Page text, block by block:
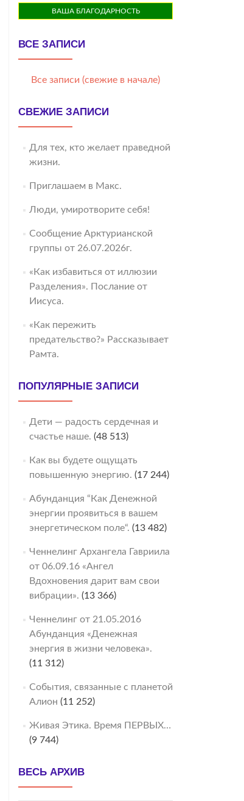
ВАША БЛАГОДАРНОСТЬ
ВСЕ ЗАПИСИ
Все записи (свежие в начале)
СВЕЖИЕ ЗАПИСИ
Для тех, кто желает праведной
жизни.
Приглашаем в Макс.
Люди, умиротворите себя!
Сообщение Арктурианской
группы от 26.07.2026г.
«Как избавиться от иллюзии
Разделения». Послание от
Иисуса.
«Как пережить
предательство?» Рассказывает
Рамта.
ПОПУЛЯРНЫЕ ЗАПИСИ
Дети — радость сердечная и
счастье наше. (48 513)
Как вы будете ощущать
повышенную энергию. (17 244)
Абунданция “Как Денежной
энергии проявиться в вашем
энергетическом поле“. (13 482)
Ченнелинг Архангела Гавриила
от 06.09.16 «Ангел
Вдохновения дарит вам свои
вибрации». (13 366)
Ченнелинг от 21.05.2016
Абунданция «Денежная
энергия в жизни человека».
(11 312)
События, связанные с планетой
Алион (11 252)
Живая Этика. Время ПЕРВЫХ…
(9 744)
ВЕСЬ АРХИВ